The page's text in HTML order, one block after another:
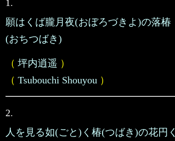
1.
願はくば朧月夜(おぼろづきよ)の落椿
(おちつばき)
（ 坪内逍遥 ）
（ Tsubouchi Shouyou ）
2.
人を見る如(ごと)く椿(つばき)の花円く